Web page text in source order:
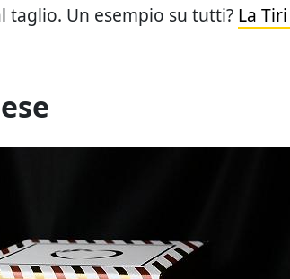
taglio. Un esempio su tutti? La